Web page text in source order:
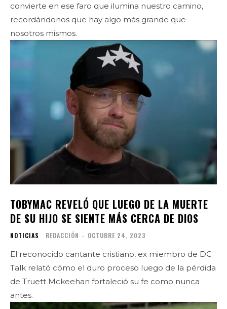
convierte en ese faro que ilumina nuestro camino,
recordándonos que hay algo más grande que
nosotros mismos.
TOBYMAC REVELÓ QUE LUEGO DE LA MUERTE
DE SU HIJO SE SIENTE MÁS CERCA DE DIOS
NOTICIAS REDACCIÓN - OCTUBRE 24, 2023
El reconocido cantante cristiano, ex miembro de DC
Talk relató cómo el duro proceso luego de la pérdida
de Truett Mckeehan fortaleció su fe como nunca
antes.